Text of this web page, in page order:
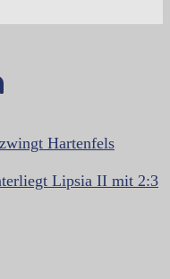
Hartenfels
Lipsia II mit 2:3